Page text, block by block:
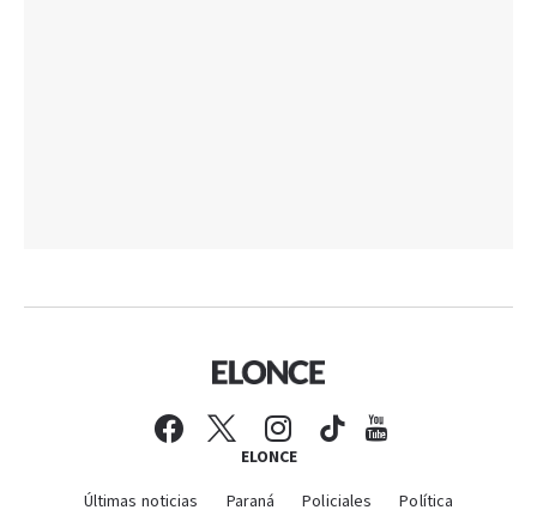
ELONCE
Últimas noticias Paraná Policiales Política